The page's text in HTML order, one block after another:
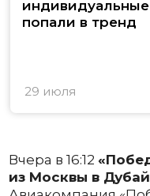
попали в тренд
29 июля
Вчера в 16:12
из Москвы в